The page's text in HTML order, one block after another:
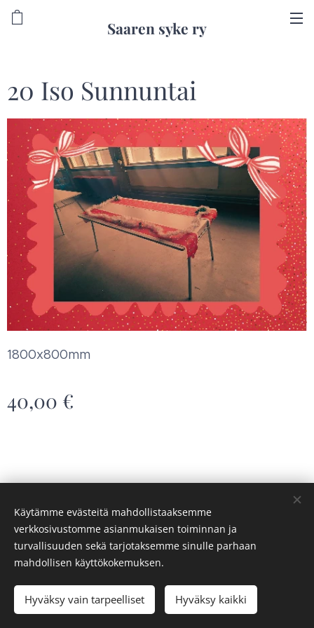
Saaren syke ry
20 Iso Sunnuntai
1800x800mm
40,00 €
Loppuunmyyty
Saaren syke ry Evästeet
Käytämme evästeitä mahdollistaaksemme
verkkosivustomme asianmukaisen toiminnan ja
turvallisuuden sekä tarjotaksemme sinulle parhaan
mahdollisen käyttökokemuksen.
Hyväksy vain tarpeelliset Hyväksy kaikki